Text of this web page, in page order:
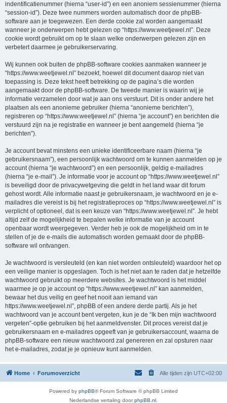
indentificatienummer (hierna “user-id”) en een anoniem sessienummer (hierna
“session-id”). Deze twee nummers worden automatisch door de phpBB-
software aan je toegewezen. Een derde cookie zal worden aangemaakt
wanneer je onderwerpen hebt gelezen op “https://www.weetjewel.nl”. Deze
cookie wordt gebruikt om op te slaan welke onderwerpen gelezen zijn en
verbetert daarmee je gebruikerservaring.
Wij kunnen ook buiten de phpBB-software cookies aanmaken wanneer je
“https://www.weetjewel.nl” bezoekt, hoewel dit document daarop niet van
toepassing is. Deze tekst heeft betrekking op de pagina’s die worden
aangemaakt door de phpBB-software. De tweede manier is waarin wij je
informatie verzamelen door wat je aan ons verstuurt. Dit is onder andere het
plaatsen als een anonieme gebruiker (hierna “anonieme berichten”),
registreren op “https://www.weetjewel.nl” (hierna “je account”) en berichten die
verstuurd zijn na je registratie en wanneer je bent aangemeld (hierna “je
berichten”).
Je account bevat minstens een unieke identificeerbare naam (hierna “je
gebruikersnaam”), een persoonlijk wachtwoord om te kunnen aanmelden op je
account (hierna “je wachtwoord”) en een persoonlijk, geldig e-mailadres
(hierna “je e-mail”). Je informatie voor je account op “https://www.weetjewel.nl”
is beveiligd door de privacywetgeving die geldt in het land waar dit forum
gehost wordt. Alle informatie naast je gebruikersnaam, je wachtwoord en je e-
mailadres die vereist is bij het registratieproces op “https://www.weetjewel.nl” is
verplicht of optioneel, dat is een keuze van “https://www.weetjewel.nl”. Je hebt
altijd zelf de mogelijkheid te bepalen welke informatie van je account
openbaar wordt weergegeven. Verder heb je ook de mogelijkheid om in te
stellen of je de e-mails die automatisch worden gemaakt door de phpBB-
software wil ontvangen.
Je wachtwoord is versleuteld (en kan niet worden ontsleuteld) waardoor het op
een veilige manier is opgeslagen. Toch is het niet aan te raden dat je hetzelfde
wachtwoord gebruikt op meerdere websites. Je wachtwoord is het middel
waarmee je op je account op “https://www.weetjewel.nl” kan aanmelden,
bewaar het dus veilig en geef het nooit aan iemand van
https://www.weetjewel.nl”, phpBB of een andere derde partij. Als je het
wachtwoord van je account bent vergeten, kun je de “Ik ben mijn wachtwoord
vergeten”-optie gebruiken bij het aanmeldvenster. Dit proces vereist dat je
gebruikersnaam en e-mailadres opgeeft van je gebruikersaccount, waarna de
phpBB-software een nieuw wachtwoord zal genereren en zal opsturen naar
het e-mailadres, zodat je je opnieuw kunt aanmelden.
Home Forumoverzicht Alle tijden zijn UTC+02:00
Powered by phpBB® Forum Software © phpBB Limited
Nederlandse vertaling doorphpBB.nl